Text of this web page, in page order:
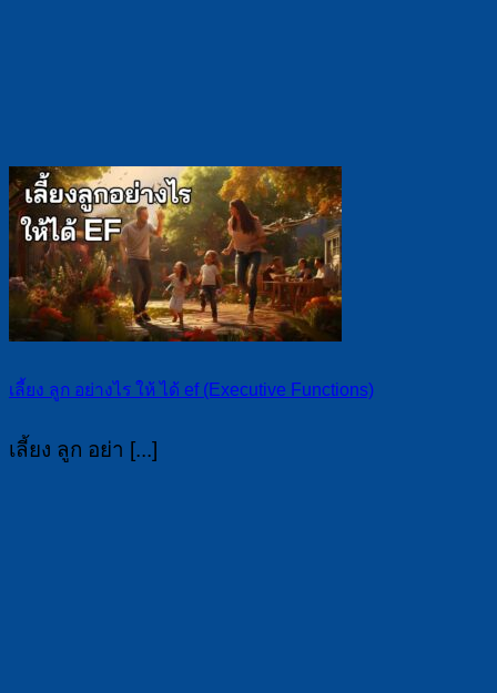
เลี้ยง ลูก อย่างไร ให้ ได้ ef (Executive Functions)
เลี้ยง ลูก อย่า [...]